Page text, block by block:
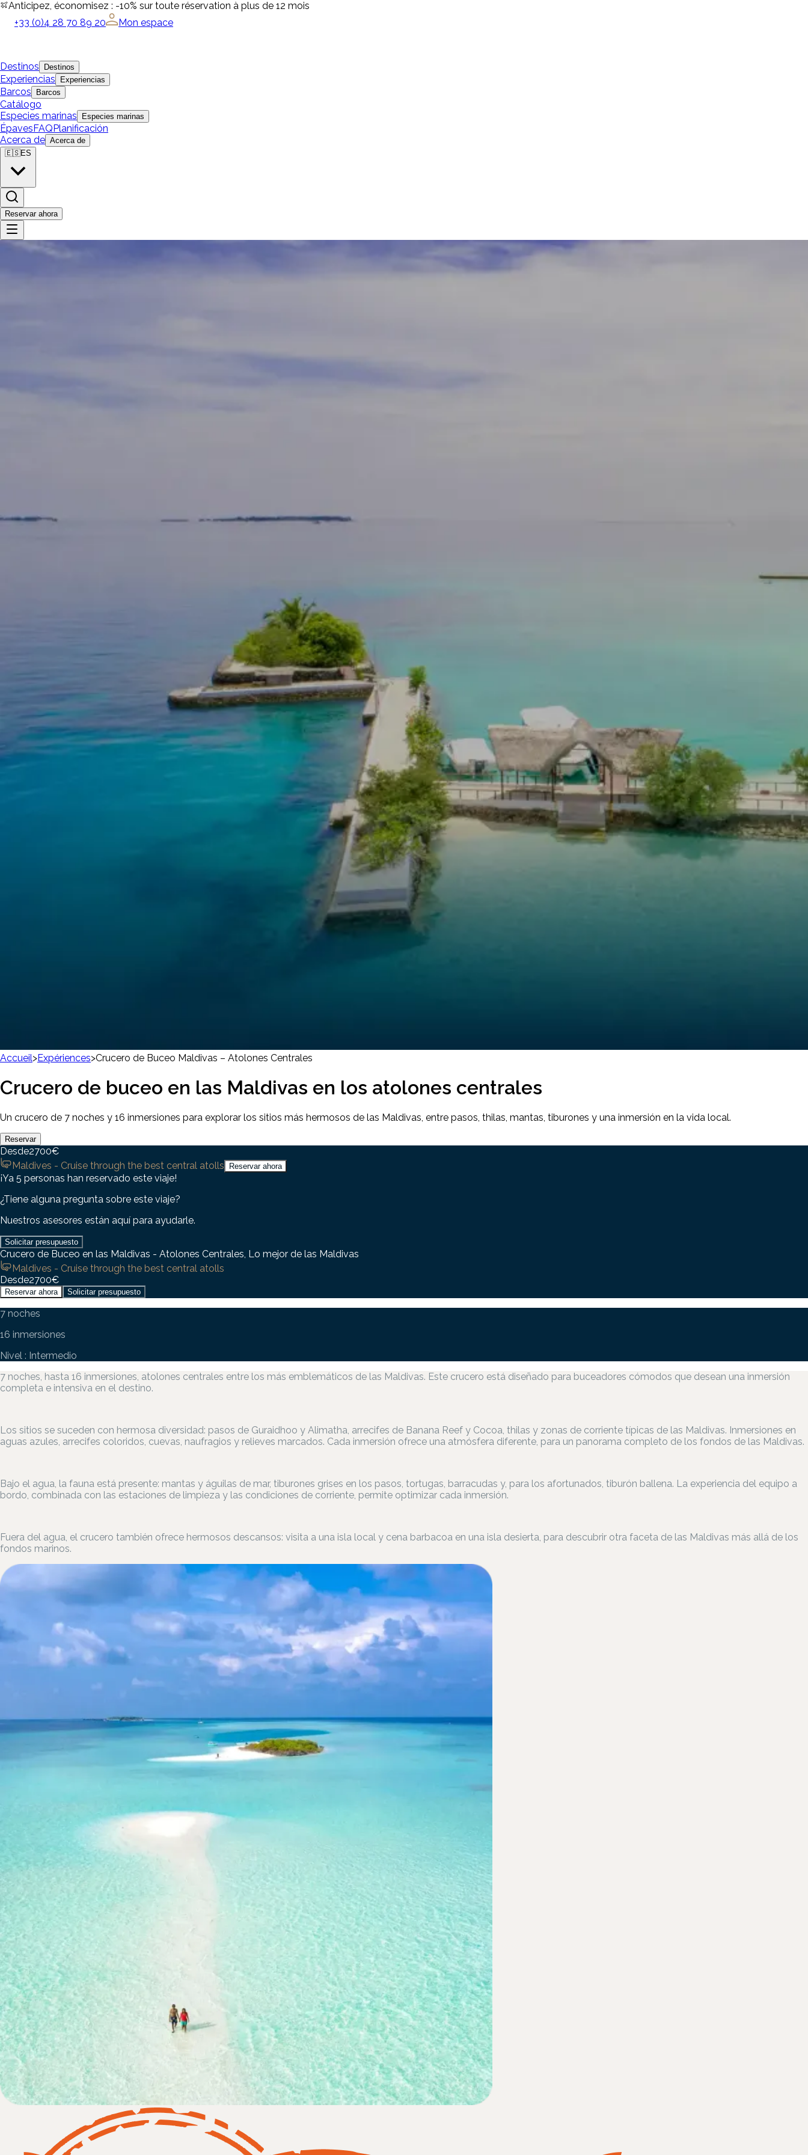
Anticipez, économisez : -10% sur toute réservation à plus de 12 mois
+33 (0)4 28 70 89 20
Mon espace
Destinos Destinos
Experiencias Experiencias
Barcos Barcos
Catálogo
Especies marinas
Especies marinas
ÉpavesFAQPlanificación
Acerca de Acerca de
🇪🇸ES
Reservar ahora
Accueil>Expériences>Crucero de Buceo Maldivas – Atolones Centrales
Crucero de buceo en las Maldivas en los atolones centrales
Un crucero de 7 noches y 16 inmersiones para explorar los sitios más hermosos de las Maldivas, entre pasos, thilas, mantas, tiburones y una inmersión en la vida local.
Reservar
Desde2700€
Maldives - Cruise through the best central atolls
Reservar ahora
¡Ya 5 personas han reservado este viaje!
¿Tiene alguna pregunta sobre este viaje?
Nuestros asesores están aquí para ayudarle.
Solicitar presupuesto
Crucero de Buceo en las Maldivas - Atolones Centrales, Lo mejor de las Maldivas
Maldives - Cruise through the best central atolls
Desde2700€
Reservar ahora Solicitar presupuesto
7 noches
16 inmersiones
Nivel : Intermedio
7 noches, hasta 16 inmersiones, atolones centrales entre los más emblemáticos de las Maldivas. Este crucero está diseñado para buceadores cómodos que desean una inmersión
completa e intensiva en el destino.
Los sitios se suceden con hermosa diversidad: pasos de Guraidhoo y Alimatha, arrecifes de Banana Reef y Cocoa, thilas y zonas de corriente típicas de las Maldivas. Inmersiones en
aguas azules, arrecifes coloridos, cuevas, naufragios y relieves marcados. Cada inmersión ofrece una atmósfera diferente, para un panorama completo de los fondos de las Maldivas.
Bajo el agua, la fauna está presente: mantas y águilas de mar, tiburones grises en los pasos, tortugas, barracudas y, para los afortunados, tiburón ballena. La experiencia del equipo a
bordo, combinada con las estaciones de limpieza y las condiciones de corriente, permite optimizar cada inmersión.
Fuera del agua, el crucero también ofrece hermosos descansos: visita a una isla local y cena barbacoa en una isla desierta, para descubrir otra faceta de las Maldivas más allá de los
fondos marinos.